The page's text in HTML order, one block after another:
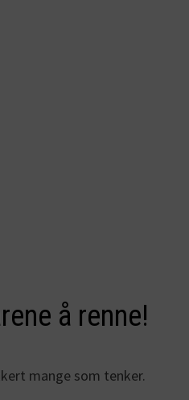
å renne!
mange som tenker.